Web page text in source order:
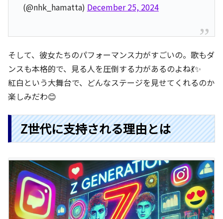
(@nhk_hamatta) December 25, 2024
そして、彼女たちのパフォーマンス力がすごいの。歌もダ
ンスも本格的で、見る人を圧倒する力があるのよね💃✨
紅白という大舞台で、どんなステージを見せてくれるのか
楽しみだわ😊
Z世代に支持される理由とは